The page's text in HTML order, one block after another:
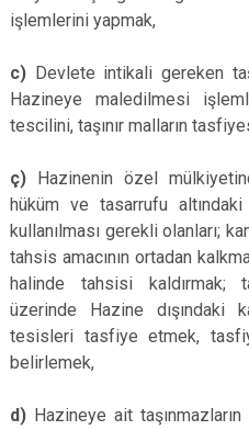
işlemlerini yapmak,
c) Devlete intikali gereken
Hazineye maledilmesi
tescilini, taşınır malların
ç) Hazinenin özel
hüküm ve tasarrufu
kullanılması gerekli olanları;
tahsis amacının ortadan
halinde tahsisi kaldırmak;
üzerinde Hazine dışındaki
tesisleri tasfiye etmek,
belirlemek,
d) Hazineye ait